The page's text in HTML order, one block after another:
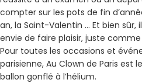
compter sur les pots de fin
an, la Saint-Valentin … Et bien sûr,
envie de faire plaisir, juste
Pour toutes les occasions et
parisienne, Au Clown de Paris est
ballon gonflé à l’hélium.